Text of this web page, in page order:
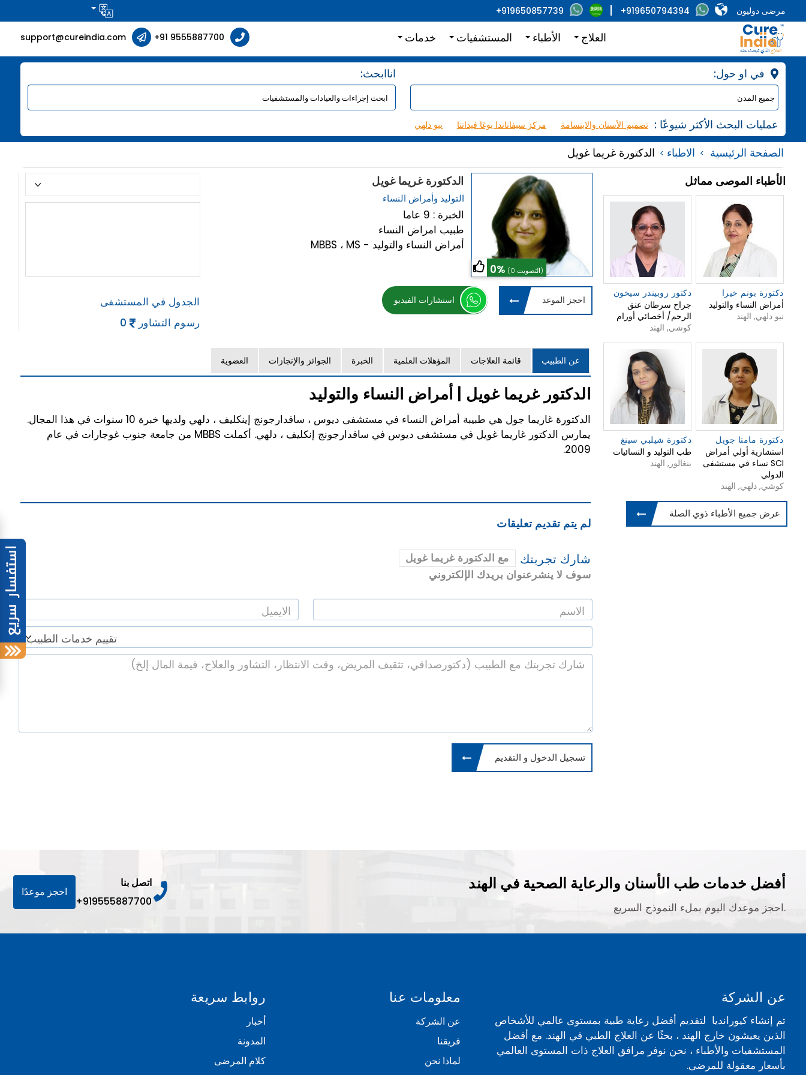
مرضى دوليون +919650794394
+919650857739
العلاج الأطباء المستشفيات خدمات support@cureindia.com +91 9555887700
:اناابحث
: عمليات البحث الأكثر شيوعًا نيو دلهي مركز سيفاناندا يوغا فيدانتا تصميم الأسنان والابتسامة
الصفحة الرئيسية الاطباء الدكتورة غريما غويل
0% (0 التصويت)
الدكتورة غريما غويل
التوليد وأمراض النساء
الخبرة : 9 عاما
طبيب امراض النساء
MBBS ، MS - أمراض النساء والتوليد
استشارات الفيديو احجز الموعد
الجدول في المستشفى
رسوم التشاور
عن الطبيب قائمة العلاجات المؤهلات العلمية الخبرة الجوائز والإنجازات العضوية
الدكتور غريما غويل | أمراض النساء والتوليد
الدكتورة غاريما جول هي طبيبة أمراض النساء في مستشفى ديوس ، سافدارجونج إينكليف ، دلهي ولديها خبرة 10 سنوات في هذا المجال.
يمارس الدكتور غاريما غويل في مستشفى ديوس في سافدارجونج إنكليف ، دلهي. أكملت MBBS من جامعة جنوب غوجارات في عام
2009.
لم يتم تقديم تعليقات
شارك تجربتك
مع الدكتورة غريما غويل
سوف لا ينشرعنوان بريدك الإلكتروني
تسجيل الدخول و التقديم
الأطباء الموصى مماثل
دكتورة بونم خيرا
أمراض النساء والتوليد
نيو دلهي, الهند
دكتور روبيندر سيخون
جراح سرطان عنق
الرحم/ أخصائي أورام
كوشي, الهند
دكتورة مامتا جويل
استشارية أولي أمراض
نساء في مستشفى SCI
الدولي
كوشي, دلهي, الهند
دكتورة شيلبي سينغ
طب التوليد و النسائيات
بنغالور, الهند
عرض جميع الأطباء ذوي الصلة
أفضل خدمات طب الأسنان والرعاية الصحية في الهند
احجز موعدك اليوم بملء النموذج السريع.
اتصل بنا
+919555887700
احجز موعدًا
عن الشركة
تم إنشاء كيورانديا لتقديم أفضل رعاية طبية بمستوى عالمي للأشخاص
الذين يعيشون خارج الهند ، بحثًا عن العلاج الطبي في الهند. مع أفضل
المستشفيات والأطباء ، نحن نوفر مرافق العلاج ذات المستوى العالمي
بأسعار معقولة للمرضى.
معلومات عنا
عن الشركة
فريقنا
لماذا نحن
روابط سريعة
أخبار
المدونة
كلام المرضى